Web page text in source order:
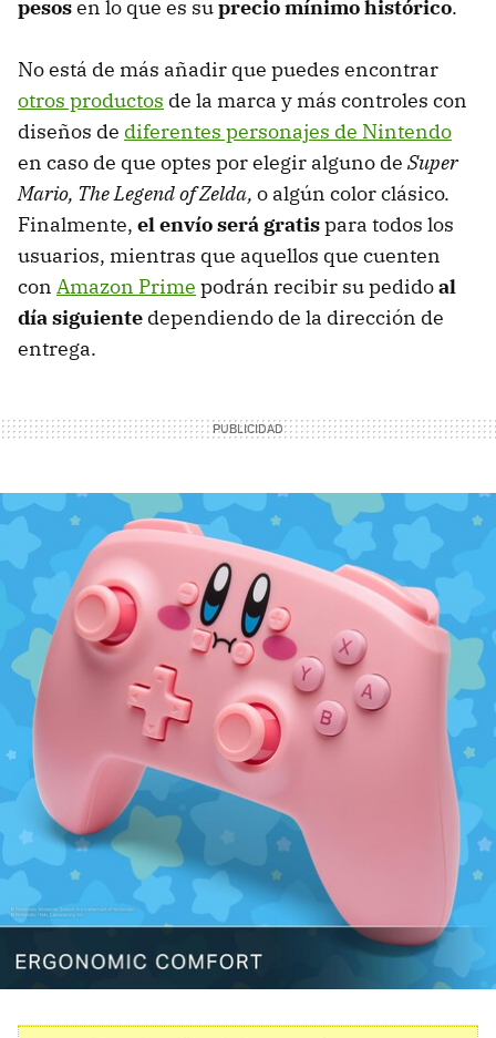
pesosen lo que es suprecio mínimo histórico.
No está de más añadir que puedes encontrar
otros productos de la marca y más controles con
diseños de diferentes personajes de Nintendo
en caso de que optes por elegir alguno de Super
Mario, The Legend of Zelda, o algún color clásico.
Finalmente, el envío será gratispara todos los
usuarios, mientras que aquellos que cuenten
con Amazon Prime podrán recibir su pedidoal
día siguiente dependiendo de la dirección de
entrega.